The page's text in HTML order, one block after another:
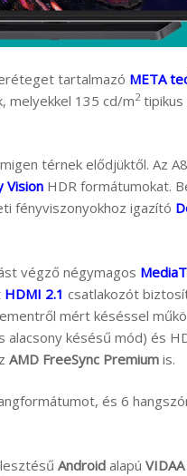
tartalmazó META
melyekkel 135 cd/m2tipikus
térnek elődjüktől. Az
Vision HDR formátumokat.
fényviszonyokhoz igazító
végző négymagos
HDMI 2.1 csatlakozót
mért késéssel
késésű mód) és
AMD FreeSync Premium is.
és 6
Android alapú VIDAA